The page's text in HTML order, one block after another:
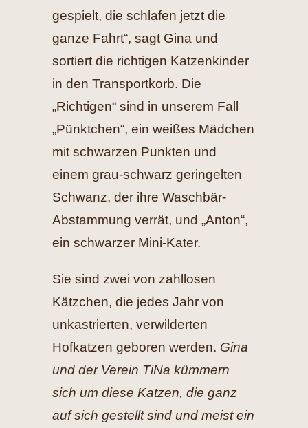
gespielt, die schlafen jetzt die
ganze Fahrt“, sagt Gina und
sortiert die richtigen Katzenkinder
in den Transportkorb. Die
„Richtigen“ sind in unserem Fall
„Pünktchen“, ein weißes Mädchen
mit schwarzen Punkten und
einem grau-schwarz geringelten
Schwanz, der ihre Waschbär-
Abstammung verrät, und „Anton“,
ein schwarzer Mini-Kater.
Sie sind zwei von zahllosen
Kätzchen, die jedes Jahr von
unkastrierten, verwilderten
Hofkatzen geboren werden. Gina
und der Verein TiNa kümmern
sich um diese Katzen, die ganz
auf sich gestellt sind und meist ein